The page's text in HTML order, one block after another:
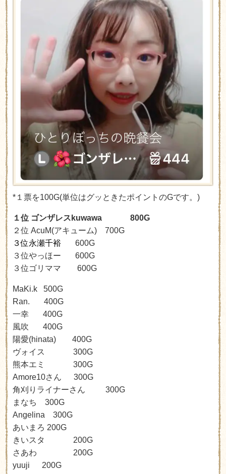
*１票を100G(単位はグッときたポイントのGです。)
１位 ゴンザレス kuwawa 800G
２位 AcuM(アキューム) 700G
３位永瀬千裕 600G
３位やっほー 600G
３位ゴリママ 600G
MaKi.k 500G
Ran. 400G
一幸 400G
風吹 400G
陽愛(hinata) 400G
ヴォイス 300G
熊本エミ 300G
Amore10さん 300G
角刈りライナーさん 300G
まなち 300G
Angelina 300G
あいまろ 200G
きいスタ 200G
さあわ 200G
yuuji 200G